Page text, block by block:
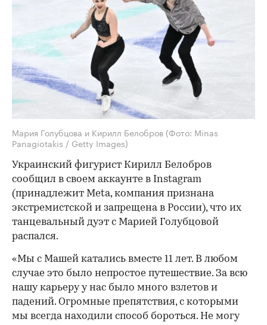
Мария Голубцова и Кирилл Белобров (Фото: Minas
Panagiotakis / Getty Images)
Украинский фигурист Кирилл Белобров
сообщил в своем аккаунте в Instagram
(принадлежит Meta, компания признана
экстремистской и запрещена в России), что их
танцевальный дуэт с Марией Голубцовой
распался.
«Мы с Машей катались вместе 11 лет. В любом
случае это было непростое путешествие. За всю
нашу карьеру у нас было много взлетов и
падений. Огромные препятствия, с которыми
мы всегда находили способ бороться. Не могу